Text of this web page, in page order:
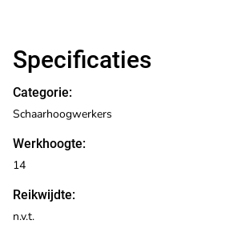
Specificaties
Categorie:
Werkhoogte:
Reikwijdte:
Schaarhoogwerkers
14
n.v.t.